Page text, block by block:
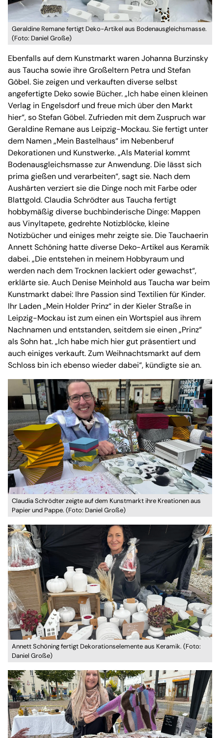
Geraldine Remane fertigt Deko-Artikel aus Bodenausgleichsmasse.
(Foto: Daniel Große)
Ebenfalls auf dem Kunstmarkt waren Johanna Burzinsky
aus Taucha sowie ihre Großeltern Petra und Stefan
Göbel. Sie zeigen und verkauften diverse selbst
angefertigte Deko sowie Bücher. „Ich habe einen kleinen
Verlag in Engelsdorf und freue mich über den Markt
hier“, so Stefan Göbel. Zufrieden mit dem Zuspruch war
Geraldine Remane aus Leipzig-Mockau. Sie fertigt unter
dem Namen „Mein Bastelhaus“ im Nebenberuf
Dekorationen und Kunstwerke. „Als Material kommt
Bodenausgleichsmasse zur Anwendung. Die lässt sich
prima gießen und verarbeiten“, sagt sie. Nach dem
Aushärten verziert sie die Dinge noch mit Farbe oder
Blattgold. Claudia Schrödter aus Taucha fertigt
hobbymäßig diverse buchbinderische Dinge: Mappen
aus Vinyltapete, gedrehte Notizblöcke, kleine
Notizbücher und einiges mehr zeigte sie. Die Tauchaerin
Annett Schöning hatte diverse Deko-Artikel aus Keramik
dabei. „Die entstehen in meinem Hobbyraum und
werden nach dem Trocknen lackiert oder gewachst“,
erklärte sie. Auch Denise Meinhold aus Taucha war beim
Kunstmarkt dabei: Ihre Passion sind Textilien für Kinder.
Ihr Laden „Mein Holder Prinz“ in der Kieler Straße in
Leipzig-Mockau ist zum einen ein Wortspiel aus ihrem
Nachnamen und entstanden, seitdem sie einen „Prinz“
als Sohn hat. „Ich habe mich hier gut präsentiert und
auch einiges verkauft. Zum Weihnachtsmarkt auf dem
Schloss bin ich ebenso wieder dabei“, kündigte sie an.
Claudia Schrödter zeigte auf dem Kunstmarkt ihre Kreationen aus
Papier und Pappe. (Foto: Daniel Große)
Annett Schöning fertigt Dekorationselemente aus Keramik. (Foto:
Daniel Große)